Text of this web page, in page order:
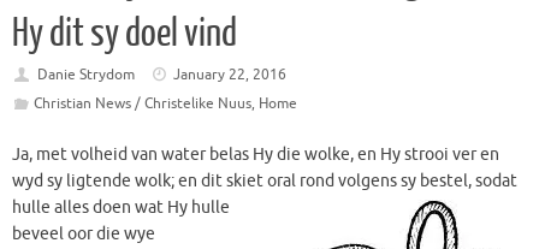
Hy dit sy doel vind
Danie Strydom
January 22, 2016
Christian News / Christelike Nuus, Home
Ja, met volheid van water belas Hy die wolke, en Hy strooi ver en
wyd sy ligtende wolk; en dit skiet oral rond volgens sy bestel, sodat
hulle alles doen wat Hy hulle
beveel oor die wye